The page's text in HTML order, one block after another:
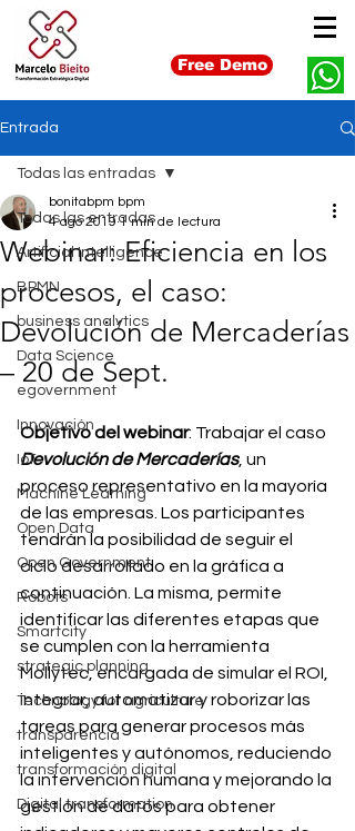
Free Demo
Entrada
Todas las entradas
Artificial Intelligence
BPMN
business analytics
Data Science
egovernment
Innovación
IoT
Machine Learning
Open Data
Open Government
Robots
Smartcity
strategic planning
Technology for agriculture
transparencia
transformación digital
Digital transformation
Todas las entradas
Webinar: Eficiencia en los
procesos, el caso:
Devolución de Mercaderías
– 20 de Sept.
bonitabpm bpm
4 ago 2019 1 min de lectura
Objetivo del webinar: Trabajar el caso
Devolución de Mercaderías, un
proceso representativo en la mayoría
de las empresas. Los participantes
tendrán la posibilidad de seguir el
ciclo desarrollado en la gráfica a
continuación. La misma, permite
identificar las diferentes etapas que
se cumplen con la herramienta
Mollytec, encargada de simular el ROI,
integrar, automatizar y roborizar las
tareas para generar procesos más
inteligentes y autónomos, reduciendo
la intervención humana y mejorando la
gestión de datos para obtener